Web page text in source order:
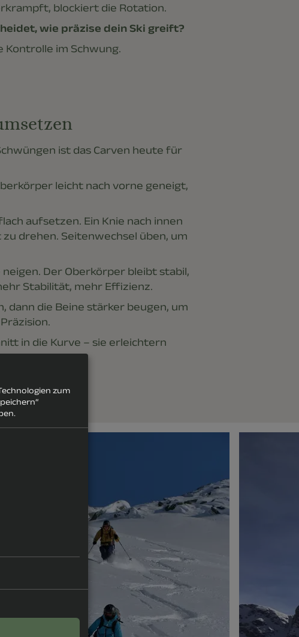
blockiert die Rotation.
wie präzise dein Ski greift?
Kontrolle im Schwung.
ist das Carven heute für
leicht nach vorne geneigt,
aufsetzen. Ein Knie nach innen
drehen. Seitenwechsel üben, um
neigen. Der Oberkörper bleibt stabil,
Stabilität, mehr Effizienz.
dann die Beine stärker beugen, um
in die Kurve – sie erleichtern
zum